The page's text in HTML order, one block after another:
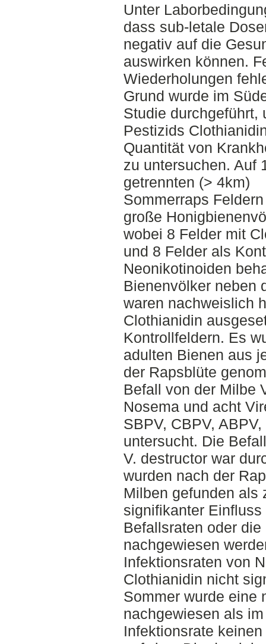
Unter
dass sub-letale
negativ auf die
auswirken können.
Wiederholungen
Grund wurde im
Studie durchgeführt,
Pestizids
Quantität von
zu untersuchen. Auf
getrennten (> 4km)
Sommerraps
große
wobei 8 Felder mit
und 8 Felder als
Neonikotinoiden
Bienenvölker neben
waren nachweislich
Clothianidin
Kontrollfeldern. Es
adulten Bienen aus
der Rapsblüte
Befall von der Milbe
Nosema und acht
SBPV, CBPV,
untersucht. Die
V. destructor war
wurden nach der
Milben gefunden als
signifikanter
Befallsraten oder
nachgewiesen
Infektionsraten von
Clothianidin nicht
Sommer wurde eine
nachgewiesen als
Infektionsrate